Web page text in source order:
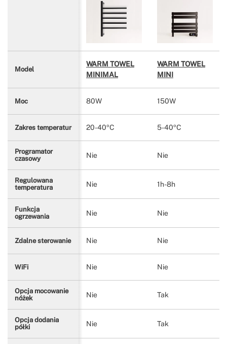
Model
WARM TOWEL
MINIMAL
WARM TOWEL
MINI
Moc 80W 150W
Zakres temperatur 20-40ºC 5-40ºC
Programator
czasowy
Nie Nie
Regulowana
temperatura
Nie 1h-8h
Funkcja
ogrzewania
Nie Nie
Zdalne sterowanie Nie Nie
WiFi Nie Nie
Opcja mocowanie
nóżek
Nie Tak
Opcja dodania
półki
Nie Tak